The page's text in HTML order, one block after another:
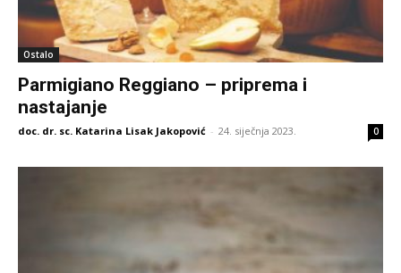
Ostalo
Parmigiano Reggiano – priprema i
nastajanje
doc. dr. sc. Katarina Lisak Jakopović - 24. siječnja 2023. 0